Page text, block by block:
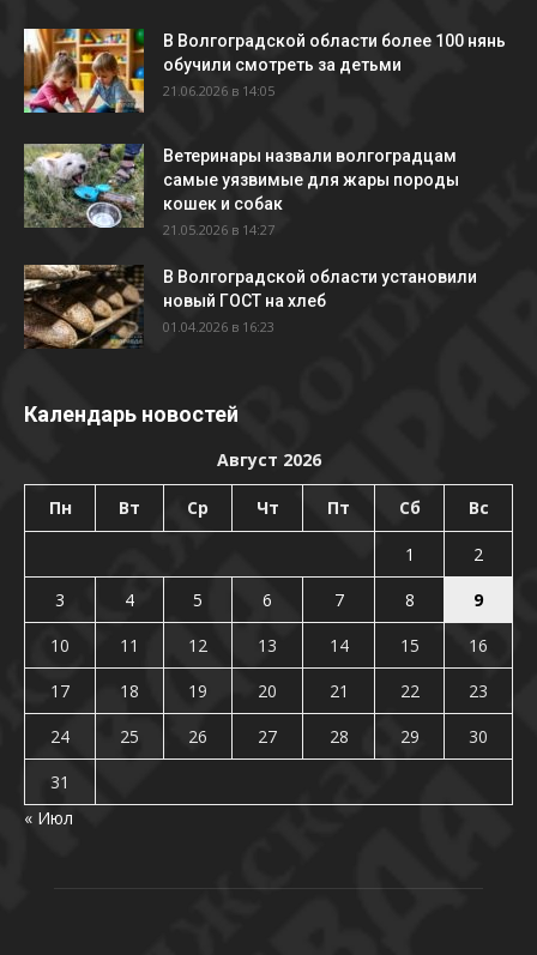
В Волгоградской области более 100 нянь
обучили смотреть за детьми
21.06.2026 в 14:05
Ветеринары назвали волгоградцам
самые уязвимые для жары породы
кошек и собак
21.05.2026 в 14:27
В Волгоградской области установили
новый ГОСТ на хлеб
01.04.2026 в 16:23
Календарь новостей
Август 2026
Пн Вт Ср Чт Пт Сб Вс
1
2
3
4 5 6 7 8
9
10
11 12 13 14 15
16
17
18 19 20 21 22
23
24
25 26 27 28 29
30
31
« Июл